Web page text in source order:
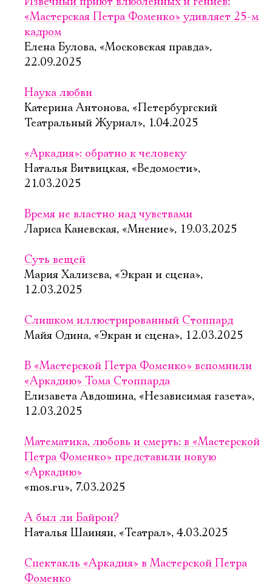
«Мастерская Петра Фоменко» удивляет 25-м
кадром
Елена Булова, «Московская правда»,
22.09.2025
Наука любви
Катерина Антонова, «Петербургский
Театральный Журнал», 1.04.2025
«Аркадия»: обратно к человеку
Наталья Витвицкая, «Ведомости»,
21.03.2025
Время не властно над чувствами
Лариса Каневская, «Мнение», 19.03.2025
Суть вещей
Мария Хализева, «Экран и сцена»,
12.03.2025
Слишком иллюстрированный Стоппард
Майя Одина, «Экран и сцена», 12.03.2025
В «Мастерской Петра Фоменко» вспомнили
«Аркадию» Тома Стоппарда
Елизавета Авдошина, «Независимая газета»,
12.03.2025
Математика, любовь и смерть: в «Мастерской
Петра Фоменко» представили новую
«Аркадию»
«mos.ru», 7.03.2025
А был ли Байрон?
Наталья Шаинян, «Театрал», 4.03.2025
Спектакль «Аркадия» в Мастерской Петра
Фоменко